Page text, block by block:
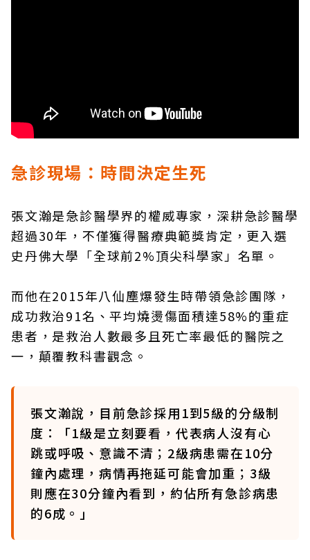
急診現場：時間決定生死
張文瀚是急診醫學界的權威專家，深耕急診醫學
超過30年，不僅獲得醫療典範獎肯定，更入選
史丹佛大學「全球前2%頂尖科學家」名單。
而他在2015年八仙塵爆發生時帶領急診團隊，
成功救治91名、平均燒燙傷面積達58%的重症
患者，是救治人數最多且死亡率最低的醫院之
一，顛覆教科書觀念。
張文瀚說，目前急診採用1到5級的分級制
度：「1級是立刻要看，代表病人沒有心
跳或呼吸、意識不清；2級病患需在10分
鐘內處理，病情再拖延可能會加重；3級
則應在30分鐘內看到，約佔所有急診病患
的6成。」